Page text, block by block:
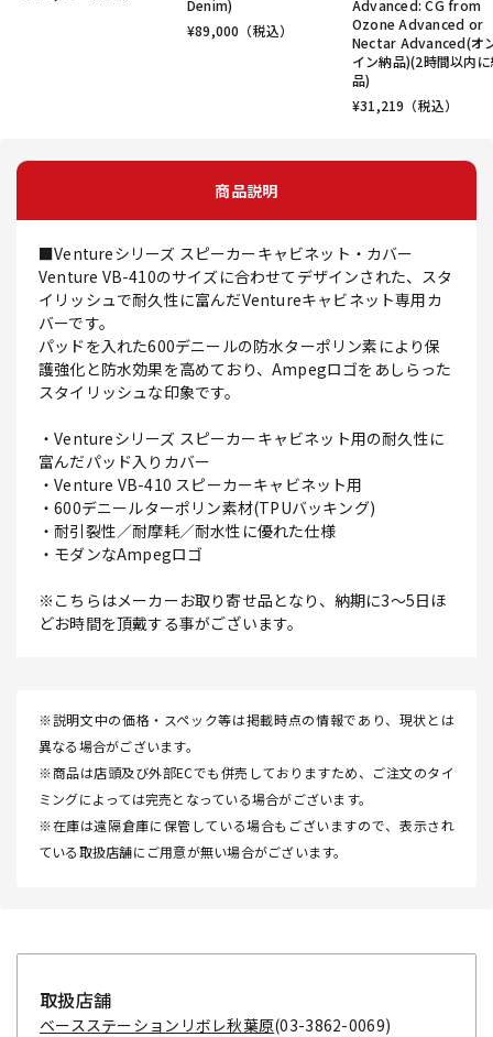
Denim)
¥89,000 （税込）
Advanced: CG from
Ozone Advanced or
Nectar Advanced(オ
イン納品)(2時間以内
品)
¥31,219 （税込）
商品説明
■Ventureシリーズ スピーカーキャビネット・カバー
Venture VB-410のサイズに合わせてデザインされた、スタ
イリッシュで耐久性に富んだVentureキャビネット専用カ
バーです。
パッドを入れた600デニールの防水ターポリン素により保
護強化と防水効果を高めており、Ampegロゴをあしらった
スタイリッシュな印象です。
・Ventureシリーズ スピーカーキャビネット用の耐久性に
富んだパッド入りカバー
・Venture VB-410 スピーカーキャビネット用
・600デニールターポリン素材(TPUバッキング)
・耐引裂性／耐摩耗／耐水性に優れた仕様
・モダンなAmpegロゴ
※こちらはメーカーお取り寄せ品となり、納期に3～5日ほ
どお時間を頂戴する事がございます。
※説明文中の価格・スペック等は掲載時点の情報であり、現状とは
異なる場合がございます。
※商品は店頭及び外部ECでも併売しておりますため、ご注文のタイ
ミングによっては完売となっている場合がございます。
※在庫は遠隔倉庫に保管している場合もございますので、表示され
ている取扱店舗にご用意が無い場合がございます。
取扱店舗
ベースステーションリボレ秋葉原(03-3862-0069)